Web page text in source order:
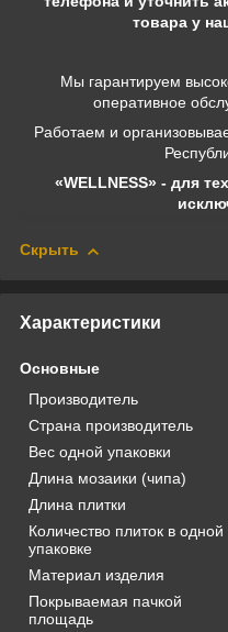
товара у
Мы гарантируем
оперативное
Работаем и
«WELLNESS» - для
Скрыть
Характеристики
Основные
Производитель
Страна производитель
Вес одной упаковки
Длина мозаики (чипа)
Длина плитки
Количество плиток в одной
упаковке
Материал изделия
Покрываемая пачкой
площадь